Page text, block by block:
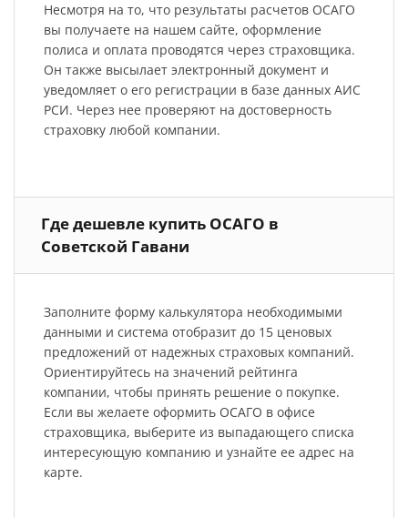
Несмотря на то, что результаты расчетов ОСАГО
вы получаете на нашем сайте, оформление
полиса и оплата проводятся через страховщика.
Он также высылает электронный документ и
уведомляет о его регистрации в базе данных АИС
РСИ. Через нее проверяют на достоверность
страховку любой компании.
Где дешевле купить ОСАГО в
Советской Гавани
Заполните форму калькулятора необходимыми
данными и система отобразит до 15 ценовых
предложений от надежных страховых компаний.
Ориентируйтесь на значений рейтинга
компании, чтобы принять решение о покупке.
Если вы желаете оформить ОСАГО в офисе
страховщика, выберите из выпадающего списка
интересующую компанию и узнайте ее адрес на
карте.